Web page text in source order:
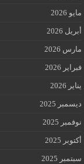
مايو 2026
أبريل 2026
مارس 2026
فبراير 2026
يناير 2026
ديسمبر 2025
نوفمبر 2025
أكتوبر 2025
سبتمبر 2025